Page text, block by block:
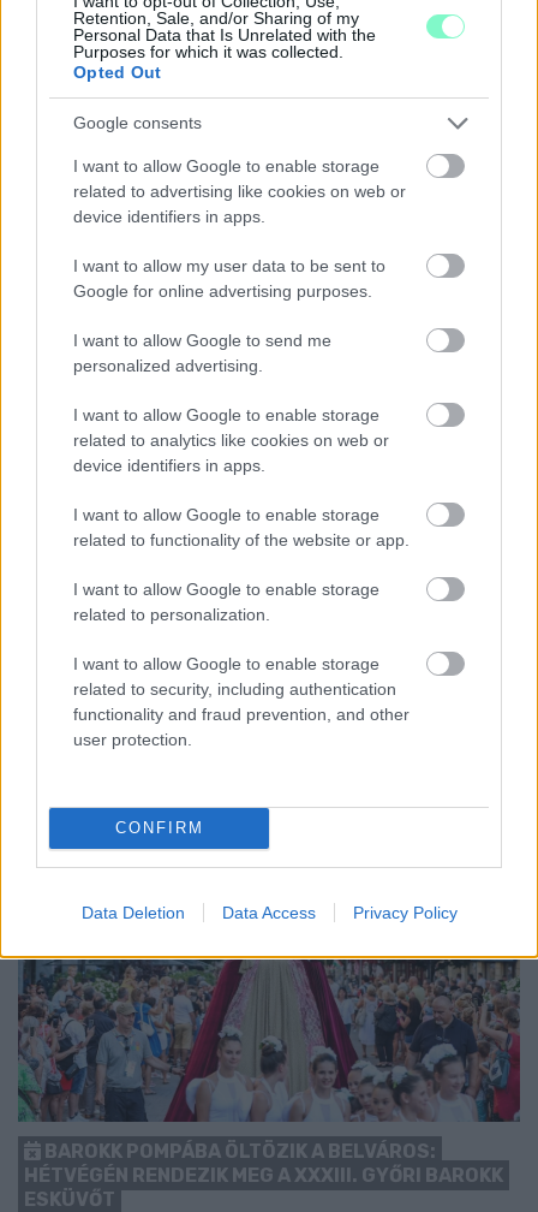
Retention, Sale, and/or Sharing of my
Personal Data that Is Unrelated with the
Purposes for which it was collected.
Opted Out
Google consents
I want to allow Google to enable storage
related to advertising like cookies on web or
device identifiers in apps.
I want to allow my user data to be sent to
Google for online advertising purposes.
I want to allow Google to send me
personalized advertising.
I want to allow Google to enable storage
related to analytics like cookies on web or
device identifiers in apps.
I want to allow Google to enable storage
related to functionality of the website or app.
I want to allow Google to enable storage
related to personalization.
I want to allow Google to enable storage
related to security, including authentication
functionality and fraud prevention, and other
user protection.
CONFIRM
Data Deletion Data Access Privacy Policy
Majka koncert, jóga szeánsz, “borhajózás” és egy csomó minden
ENERGIATAKARÉKOSSÁG: KORÁBBAN KEZDŐDIK
A GYŐRI AUDI ETO KC PÉNTEKI FELKÉSZÜLÉSI
Az energiaellátás tehermentesítése érdekében másfél órával
kezdését.
1 hozzászólás
BAROKK POMPÁBA ÖLTÖZIK A BELVÁROS:
HÉTVÉGÉN RENDEZIK MEG A XXXIII. GYŐRI BAROKK
ESKÜVŐT